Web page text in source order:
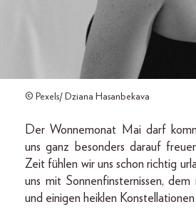
© Pexels/ Dziana Hasanbekava
Der Wonnemonat Mai darf
uns ganz besonders darauf
Zeit fühlen wir uns schon richtig
uns mit Sonnenfinsternissen,
und einigen heiklen